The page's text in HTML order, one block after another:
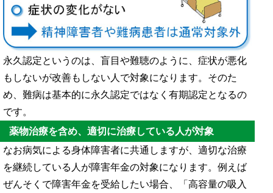
永久認定というのは、盲目や難聴のように、症状が悪化
もしないが改善もしない人で対象になります。そのた
め、難病は基本的に永久認定ではなく有期認定となるの
です。
薬物治療を含め、適切に治療している人が対象
なお病気による身体障害者に共通しますが、適切な治療
を継続している人が障害年金の対象になります。例えば
ぜんそくで障害年金を受給したい場合、「高容量の吸入